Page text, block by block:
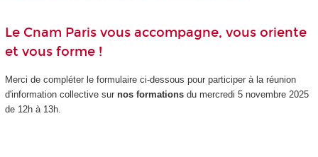
Le Cnam Paris vous accompagne, vous oriente
et vous forme !
Merci de compléter le formulaire ci-dessous pour participer à la réunion
d'information collective sur nos formationsdu mercredi 5 novembre 2025
de 12h à 13h.